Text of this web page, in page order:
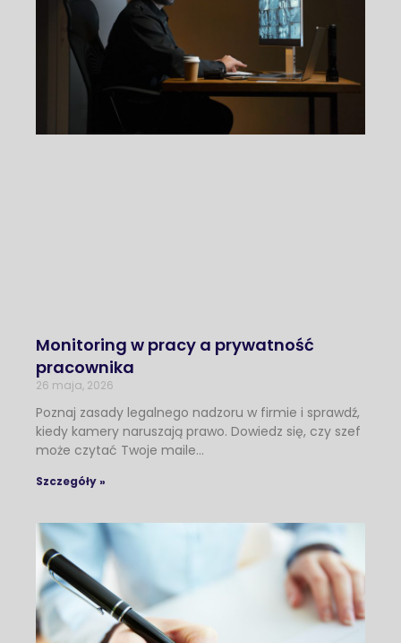
Monitoring w pracy a prywatność
pracownika
26 maja, 2026
Poznaj zasady legalnego nadzoru w firmie i sprawdź,
kiedy kamery naruszają prawo. Dowiedz się, czy szef
może czytać Twoje maile…
Szczegóły »